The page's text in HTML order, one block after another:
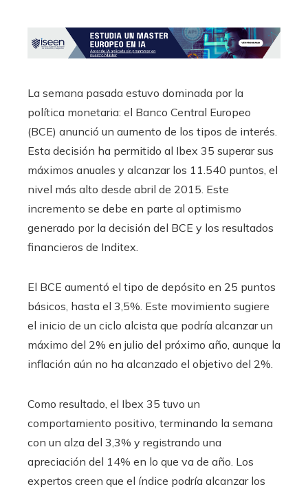
La semana pasada estuvo dominada por la
política monetaria: el Banco Central Europeo
(BCE) anunció un aumento de los tipos de interés.
Esta decisión ha permitido al Ibex 35 superar sus
máximos anuales y alcanzar los 11.540 puntos, el
nivel más alto desde abril de 2015. Este
incremento se debe en parte al optimismo
generado por la decisión del BCE y los resultados
financieros de Inditex.
El BCE aumentó el tipo de depósito en 25 puntos
básicos, hasta el 3,5%. Este movimiento sugiere
el inicio de un ciclo alcista que podría alcanzar un
máximo del 2% en julio del próximo año, aunque la
inflación aún no ha alcanzado el objetivo del 2%.
Como resultado, el Ibex 35 tuvo un
comportamiento positivo, terminando la semana
con un alza del 3,3% y registrando una
apreciación del 14% en lo que va de año. Los
expertos creen que el índice podría alcanzar los